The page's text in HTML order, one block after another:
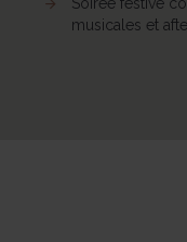
musicales et